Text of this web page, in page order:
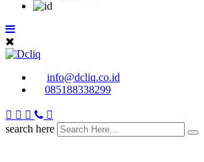
info@dcliq.co.id
085188338299
search here